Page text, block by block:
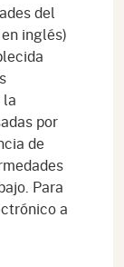
del
inglés)
la
por
de
Para
a